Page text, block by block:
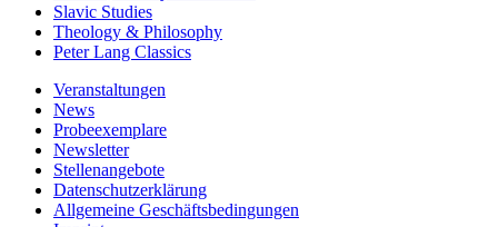
Slavic Studies
Theology & Philosophy
Peter Lang Classics
Veranstaltungen
News
Probeexemplare
Newsletter
Stellenangebote
Datenschutzerklärung
Allgemeine Geschäftsbedingungen